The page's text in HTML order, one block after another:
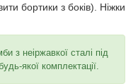
бортики з боків). Ніжки
з неіржавкої сталі під
якої комплектації.